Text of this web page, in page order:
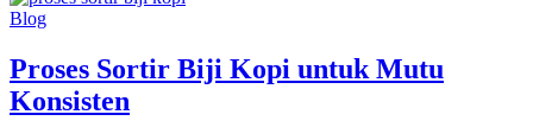
Blog
Proses Sortir Biji Kopi untuk Mutu
Konsisten